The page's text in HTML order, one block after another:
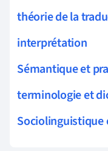
théorie de la
interprétation
Sémantique et
terminologie et
Sociolinguistique